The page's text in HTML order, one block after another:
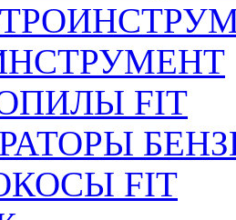
FIT
FIT